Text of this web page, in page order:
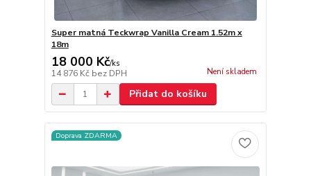
Super matná Teckwrap Vanilla Cream 1.52m x
18m
18 000 Kč/ks
14 876 Kč bez DPH Není skladem
Přidat do košíku
Doprava ZDARMA